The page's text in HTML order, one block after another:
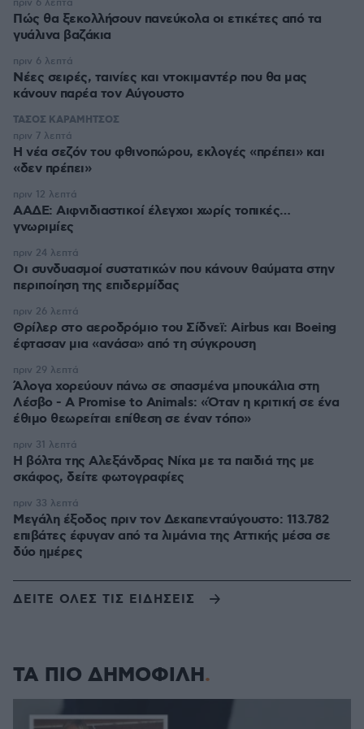
Πώς θα ξεκολλήσουν πανεύκολα οι ετικέτες από τα
γυάλινα βαζάκια
πριν 6 λεπτά
Νέες σειρές, ταινίες και ντοκιμαντέρ που θα μας
κάνουν παρέα τον Αύγουστο
πριν 6 λεπτά
ΤΑΣΟΣ ΚΑΡΑΜΗΤΣΟΣ
Η νέα σεζόν του φθινοπώρου, εκλογές «πρέπει» και
«δεν πρέπει»
πριν 7 λεπτά
ΑΑΔΕ: Αιφνιδιαστικοί έλεγχοι χωρίς τοπικές…
γνωριμίες
πριν 12 λεπτά
Οι συνδυασμοί συστατικών που κάνουν θαύματα στην
περιποίηση της επιδερμίδας
πριν 24 λεπτά
Θρίλερ στο αεροδρόμιο του Σίδνεϊ: Airbus και Boeing
έφτασαν μια «ανάσα» από τη σύγκρουση
πριν 26 λεπτά
Άλογα χορεύουν πάνω σε σπασμένα μπουκάλια στη
Λέσβο - A Promise to Animals: «Όταν η κριτική σε ένα
έθιμο θεωρείται επίθεση σε έναν τόπο»
πριν 29 λεπτά
Η βόλτα της Αλεξάνδρας Νίκα με τα παιδιά της με
σκάφος, δείτε φωτογραφίες
πριν 31 λεπτά
Μεγάλη έξοδος πριν τον Δεκαπενταύγουστο: 113.782
επιβάτες έφυγαν από τα λιμάνια της Αττικής μέσα σε
δύο ημέρες
πριν 33 λεπτά
ΔΕΙΤΕ ΟΛΕΣ ΤΙΣ ΕΙΔΗΣΕΙΣ
ΤΑ ΠΙΟ ΔΗΜΟΦΙΛΗ